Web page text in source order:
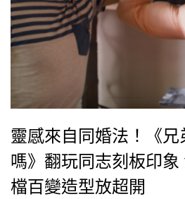
靈感來自同婚法！《
嗎》翻玩同志刻板印
檔百變造型放超開